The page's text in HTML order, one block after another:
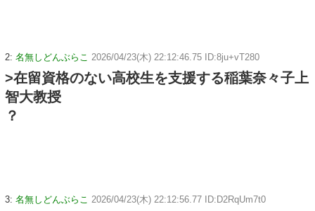
2: 名無しどんぶらこ 2026/04/23(木) 22:12:46.75 ID:8ju+vT280
>在留資格のない高校生を支援する稲葉奈々子上
智大教授
？
3: 名無しどんぶらこ 2026/04/23(木) 22:12:56.77 ID:D2RqUm7t0